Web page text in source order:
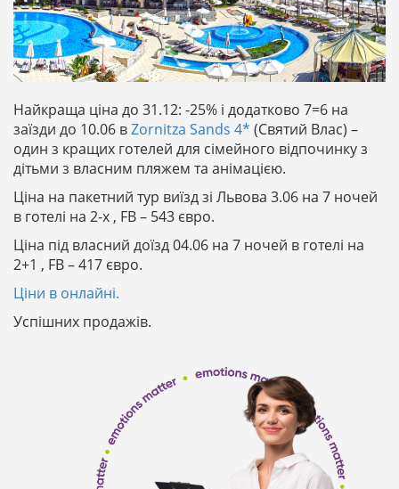
Найкраща ціна до 31.12: -25% і додатково 7=6 на
заїзди до 10.06 вZornitza Sands 4* (Святий Влас) –
один з кращих готелей для сімейного відпочинку з
дітьми з власним пляжем та анімацією. ⠀
Ціна на пакетний тур виїзд зі Львова 3.06 на 7 ночей
в готелі на 2-х , FB – 543 євро.
Ціна під власний доїзд 04.06 на 7 ночей в готелі на
2+1 , FB – 417 євро.
Ціни в онлайні.
Успішних продажів.